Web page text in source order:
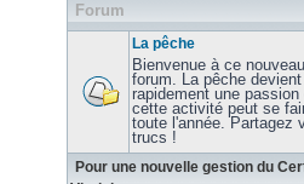
Forum
La pêche
Bienvenue à ce nouveau
forum. La pêche devient
rapidement une passion
cette activité peut se
toute l'année. Partagez
trucs !
Pour une nouvelle gestion du